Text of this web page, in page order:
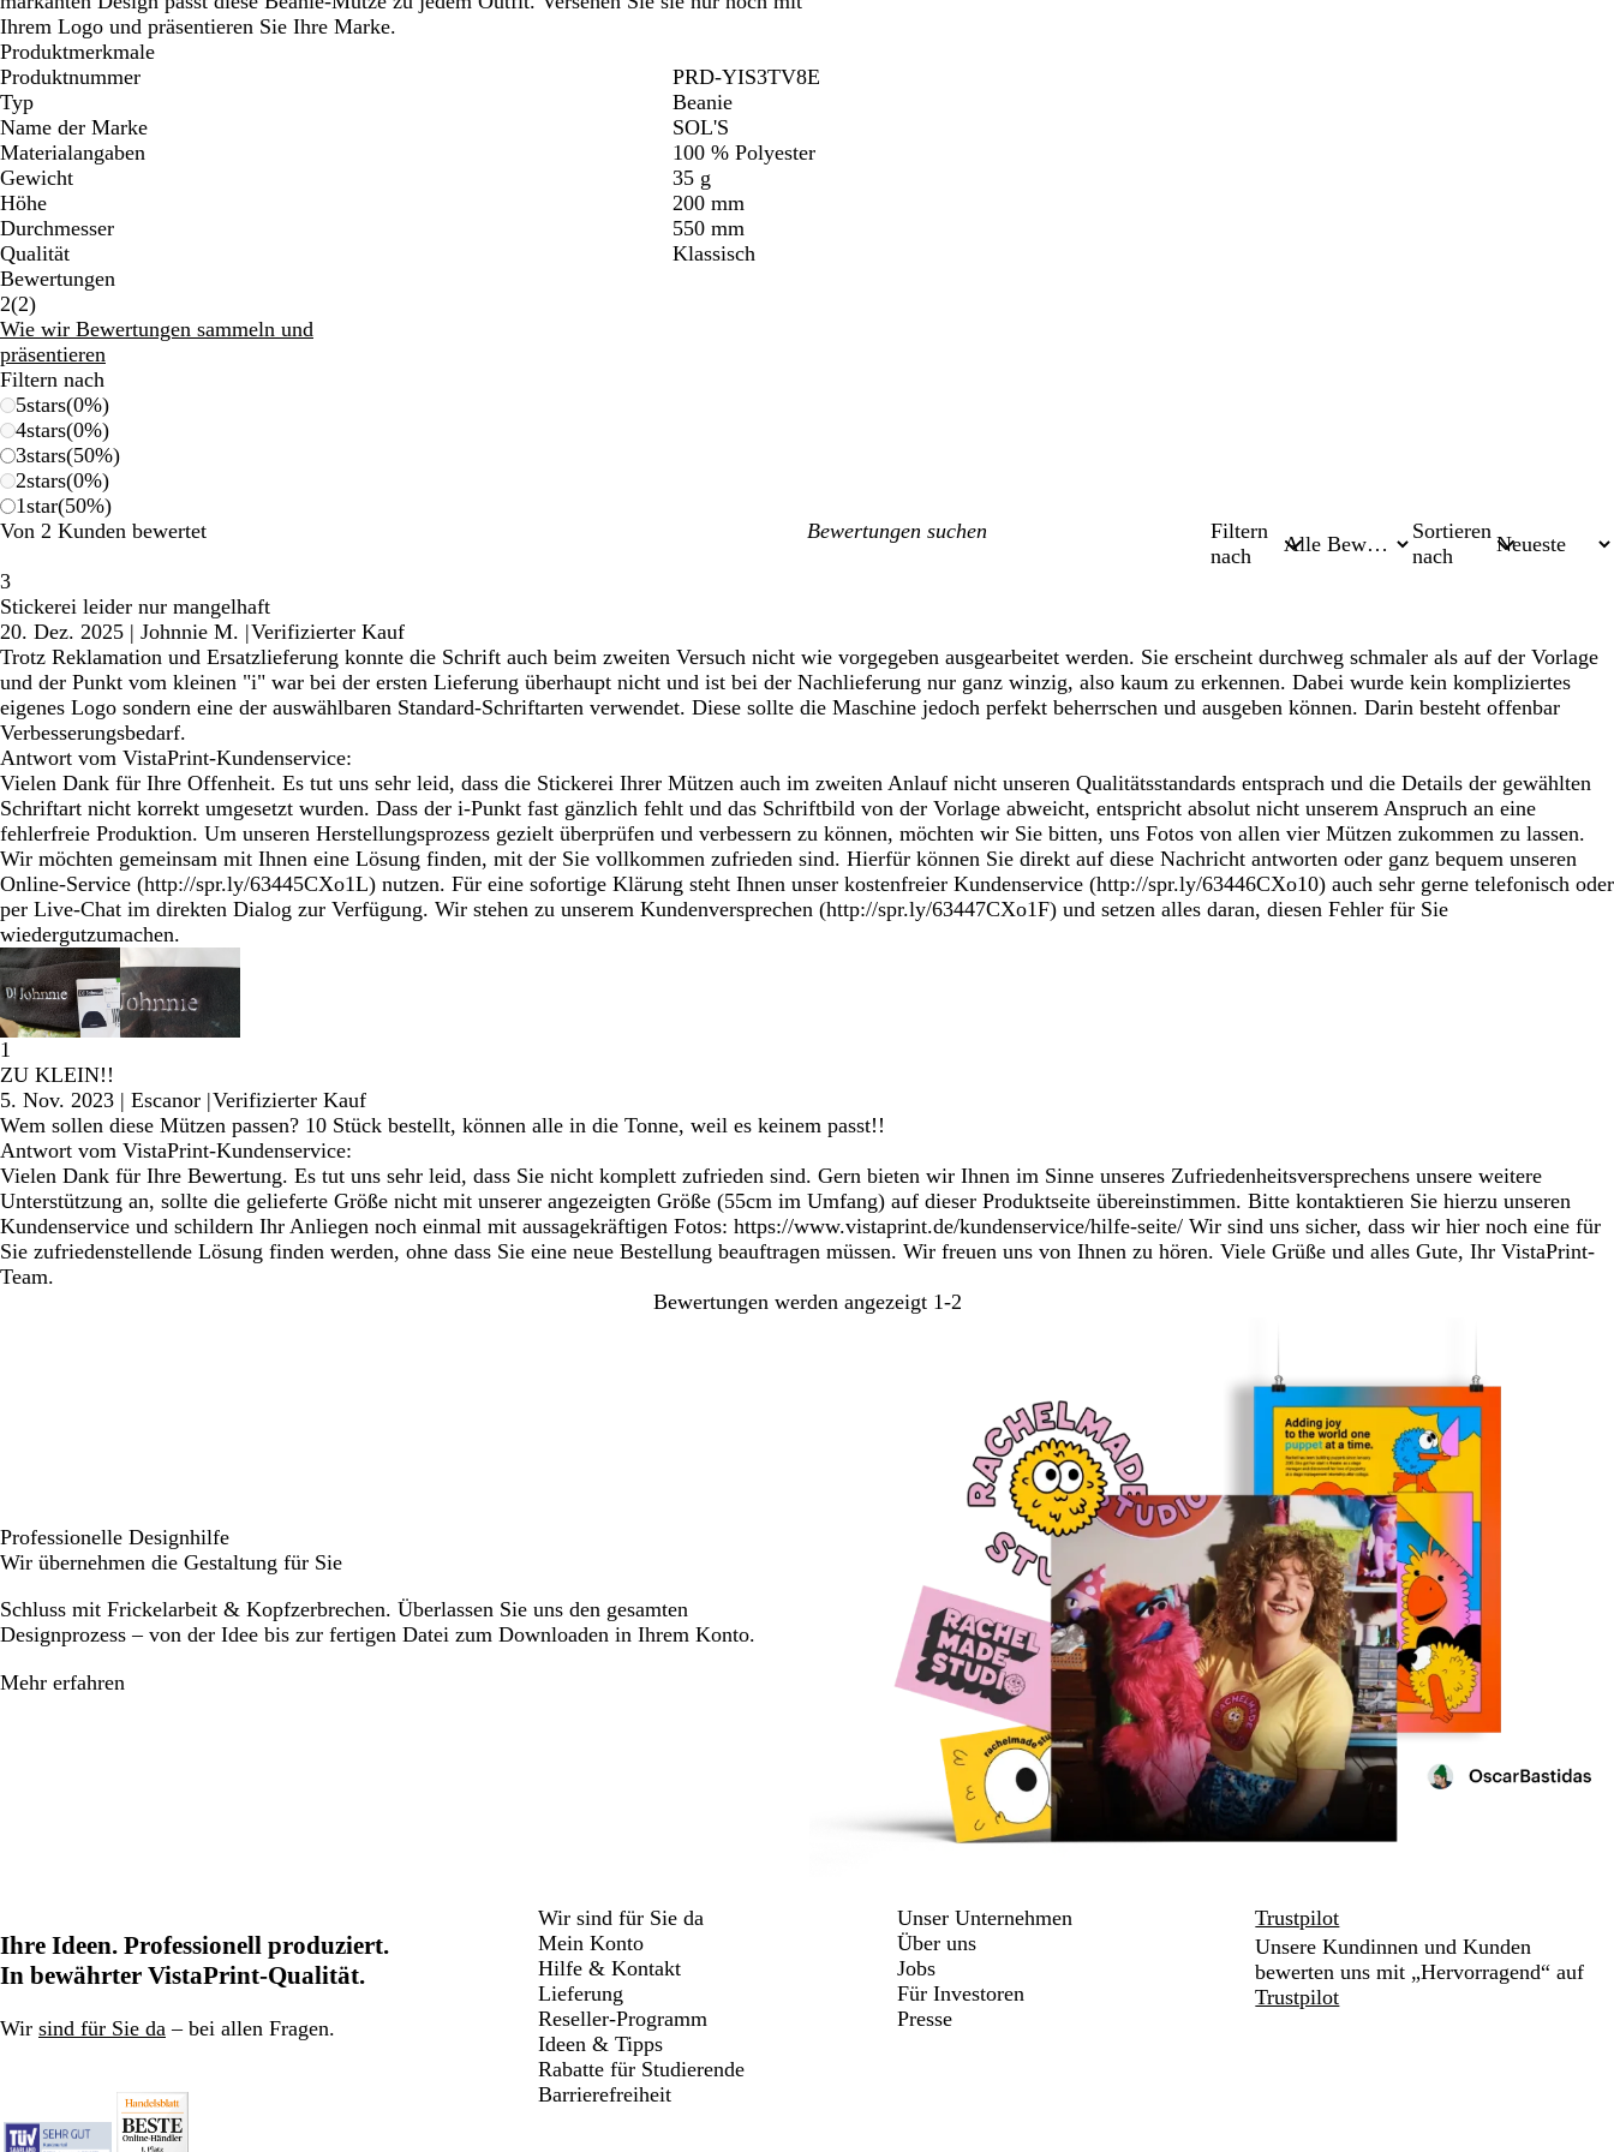
Schwenken.Schwenken.Schwenken.Schwenken.
h
M
Ihrem Logo und präsentieren Sie Ihre Marke.
Produktmerkmale
Produktnummer
PRD-YIS3TV8E
Typ
Beanie
Name der Marke
SOL'S
Materialangaben
100 % Polyester
Gewicht
35 g
Höhe
200 mm
Durchmesser
550 mm
Qualität
Klassisch
Bewertungen
2(22
Bewertungen
)
Wie wir Bewertungen sammeln und
präsentieren
Filtern nach
5stars(0%)
4stars(0%)
3stars(50%)
2stars(0%)
1star(50%)
Von 2 Kunden bewertet
Meine
Filtern
nach
Sortieren
nach
3
Stickerei leider nur mangelhaft
20. Dez. 2025 | Johnnie M. |Verifizierter Kauf
Trotz Reklamation und Ersatzlieferung konnte die Schrift auch beim zweiten Versuch nicht wie vorgegeben ausgearbeitet werden. Sie erscheint durchweg schmaler als auf der Vorlage
und der Punkt vom kleinen "i" war bei der ersten Lieferung überhaupt nicht und ist bei der Nachlieferung nur ganz winzig, also kaum zu erkennen. Dabei wurde kein kompliziertes
eigenes Logo sondern eine der auswählbaren Standard-Schriftarten verwendet. Diese sollte die Maschine jedoch perfekt beherrschen und ausgeben können. Darin besteht offenbar
Verbesserungsbedarf.
Antwort vom VistaPrint-Kundenservice:
Vielen Dank für Ihre Offenheit. Es tut uns sehr leid, dass die Stickerei Ihrer Mützen auch im zweiten Anlauf nicht unseren Qualitätsstandards entsprach und die Details der gewählten
Schriftart nicht korrekt umgesetzt wurden. Dass der i-Punkt fast gänzlich fehlt und das Schriftbild von der Vorlage abweicht, entspricht absolut nicht unserem Anspruch an eine
fehlerfreie Produktion. Um unseren Herstellungsprozess gezielt überprüfen und verbessern zu können, möchten wir Sie bitten, uns Fotos von allen vier Mützen zukommen zu lassen.
Wir möchten gemeinsam mit Ihnen eine Lösung finden, mit der Sie vollkommen zufrieden sind. Hierfür können Sie direkt auf diese Nachricht antworten oder ganz bequem unseren
Online-Service (http://spr.ly/63445CXo1L) nutzen. Für eine sofortige Klärung steht Ihnen unser kostenfreier Kundenservice (http://spr.ly/63446CXo10) auch sehr gerne telefonisch oder
per Live-Chat im direkten Dialog zur Verfügung. Wir stehen zu unserem Kundenversprechen (http://spr.ly/63447CXo1F) und setzen alles daran, diesen Fehler für Sie
wiedergutzumachen.
1
ZU KLEIN!!
5. Nov. 2023 | Escanor |Verifizierter Kauf
Wem sollen diese Mützen passen? 10 Stück bestellt, können alle in die Tonne, weil es keinem passt!!
Antwort vom VistaPrint-Kundenservice:
Vielen Dank für Ihre Bewertung. Es tut uns sehr leid, dass Sie nicht komplett zufrieden sind. Gern bieten wir Ihnen im Sinne unseres Zufriedenheitsversprechens unsere weitere
Unterstützung an, sollte die gelieferte Größe nicht mit unserer angezeigten Größe (55cm im Umfang) auf dieser Produktseite übereinstimmen. Bitte kontaktieren Sie hierzu unseren
Kundenservice und schildern Ihr Anliegen noch einmal mit aussagekräftigen Fotos: https://www.vistaprint.de/kundenservice/hilfe-seite/ Wir sind uns sicher, dass wir hier noch eine für
Sie zufriedenstellende Lösung finden werden, ohne dass Sie eine neue Bestellung beauftragen müssen. Wir freuen uns von Ihnen zu hören. Viele Grüße und alles Gute, Ihr VistaPrint-
Team.
Bewertungen werden angezeigt 1-2
Professionelle Designhilfe
Wir übernehmen die Gestaltung für Sie
Schluss mit Frickelarbeit & Kopfzerbrechen. Überlassen Sie uns den gesamten
Designprozess – von der Idee bis zur fertigen Datei zum Downloaden in Ihrem Konto.
Mehr erfahren
Ihre Ideen. Professionell produziert.
In bewährter VistaPrint-Qualität.
Wir sind für Sie da – bei allen Fragen.
Wir sind für Sie da
Mein Konto
Hilfe & Kontakt
Lieferung
Reseller-Programm
Ideen & Tipps
Rabatte für Studierende
Barrierefreiheit
Unser Unternehmen
Über uns
Jobs
Für Investoren
Presse
Trustpilot
Unsere Kundinnen und Kunden
bewerten uns mit „Hervorragend“ auf
Trustpilot